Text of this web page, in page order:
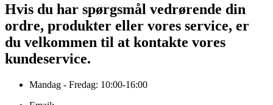
Hvis du har spørgsmål vedrørende din
ordre, produkter eller vores service, er
du velkommen til at kontakte vores
kundeservice.
Mandag - Fredag: 10:00-16:00